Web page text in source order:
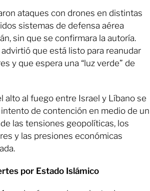
ataques con drones en distintas
sistemas de defensa aérea
sin que se confirmara la autoría.
que está listo para reanudar
y que espera una “luz verde” de
alto al fuego entre Israel y Líbano se
de contención en medio de un
las tensiones geopolíticas, los
y las presiones económicas
por Estado Islámico